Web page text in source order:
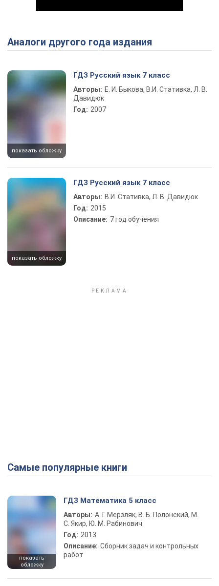
Play Video
Аналоги другого года издания
показать обложку
ГДЗ Русский язык 7 класс
Авторы: Е. И. Быкова, В.И. Стативка, Л. В.
Давидюк
Год: 2007
показать обложку
ГДЗ Русский язык 7 класс
Авторы: В.И. Стативка, Л. В. Давидюк
Год: 2015
Описание: 7 год обучения
Самые популярные книги
показать
обложку
ГДЗ Математика 5 класс
Авторы: А. Г. Мерзляк, В. Б. Полонский, М.
С. Якир, Ю. М. Рабинович
Год: 2013
Описание: Сборник задач и контрольных
работ